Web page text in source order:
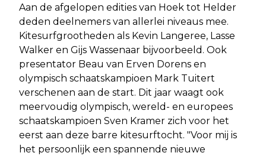
Aan de afgelopen edities van Hoek tot Helder
deden deelnemers van allerlei niveaus mee.
Kitesurfgrootheden als Kevin Langeree, Lasse
Walker en Gijs Wassenaar bijvoorbeeld. Ook
presentator Beau van Erven Dorens en
olympisch schaatskampioen Mark Tuitert
verschenen aan de start. Dit jaar waagt ook
meervoudig olympisch, wereld- en europees
schaatskampioen Sven Kramer zich voor het
eerst aan deze barre kitesurftocht. "Voor mij is
het persoonlijk een spannende nieuwe